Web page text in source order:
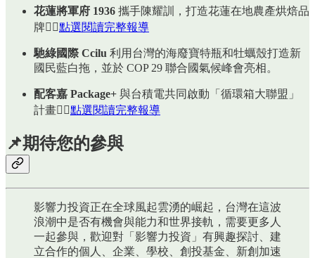
花蓮將軍府 1936 攜手陳耀訓，打造花蓮在地農產烘焙品
牌👉🏻點選閱讀完整報導
馳綠國際 Ccilu 利用台灣的海廢寶特瓶和牡蠣殼打造新
國民藍白拖，並於 COP 29 聯合國氣候峰會亮相。
配客嘉 Package+ 與台積電共同啟動「循環箱大聯盟」
計畫👉🏻點選閱讀完整報導
📌期待您的參與
影響力投資正在全球風起雲湧的崛起，台灣在這波
浪潮中是否有機會與能力和世界接軌，需要更多人
一起參與，歡迎對「影響力投資」有興趣探討、建
立合作的個人、企業、學校、創投基金、新創加速